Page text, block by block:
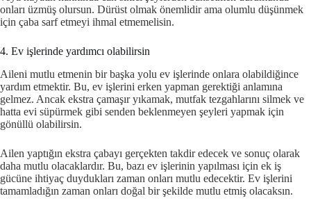
onları üzmüş olursun. Dürüst olmak önemlidir ama olumlu düşünmek
için çaba sarf etmeyi ihmal etmemelisin.
4. Ev işlerinde yardımcı olabilirsin
Aileni mutlu etmenin bir başka yolu ev işlerinde onlara olabildiğince
yardım etmektir. Bu, ev işlerini erken yapman gerektiği anlamına
gelmez. Ancak ekstra çamaşır yıkamak, mutfak tezgahlarını silmek ve
hatta evi süpürmek gibi senden beklenmeyen şeyleri yapmak için
gönüllü olabilirsin.
Ailen yaptığın ekstra çabayı gerçekten takdir edecek ve sonuç olarak
daha mutlu olacaklardır. Bu, bazı ev işlerinin yapılması için ek iş
gücüne ihtiyaç duydukları zaman onları mutlu edecektir. Ev işlerini
tamamladığın zaman onları doğal bir şekilde mutlu etmiş olacaksın.